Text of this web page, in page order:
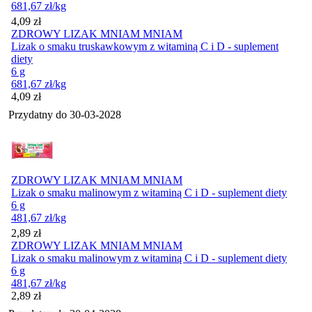
681,67 zł/kg
Cena
4,09 zł
ZDROWY LIZAK MNIAM MNIAM
Lizak o smaku truskawkowym z witaminą C i D - suplement
diety
6 g
681,67 zł/kg
Cena
4,09 zł
Przydatny do 30-03-2028
ZDROWY LIZAK MNIAM MNIAM
Lizak o smaku malinowym z witaminą C i D - suplement diety
6 g
481,67 zł/kg
Cena
2,89 zł
ZDROWY LIZAK MNIAM MNIAM
Lizak o smaku malinowym z witaminą C i D - suplement diety
6 g
481,67 zł/kg
Cena
2,89 zł